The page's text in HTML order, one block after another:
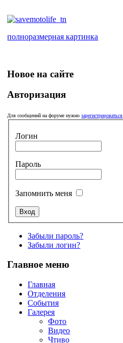
полноразмерная картинка
Новое на сайте
Авторизация
Для сообщений на форуме нужнозарегистрироваться
Логин
Пароль
Запомнить меня
Забыли пароль?
Забыли логин?
Главное меню
Главная
Отделения
События
Галерея
Фото
Видео
Чтиво